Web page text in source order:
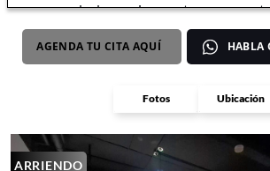
Fotos Ubicación
ARRIENDO
como sala de reuniones y terraza para
empresariales. Su ubicación estratégica
acceso a importantes vías y servicios,
moderno y funcional. Zona 1 Id: 5231
AGENDA TU CITA AQUÍ HABLA